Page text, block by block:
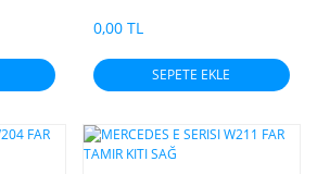
0,00 TL
SEPETE EKLE